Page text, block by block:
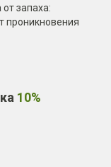
запаха:
проникновения
10%